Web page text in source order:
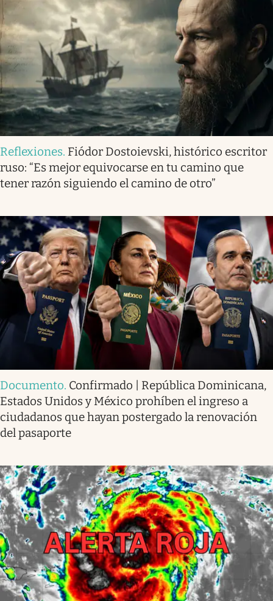
Reflexiones. Fiódor Dostoievski, histórico escritor
ruso: “Es mejor equivocarse en tu camino que
tener razón siguiendo el camino de otro”
Documento. Confirmado | República Dominicana,
Estados Unidos y México prohíben el ingreso a
ciudadanos que hayan postergado la renovación
del pasaporte